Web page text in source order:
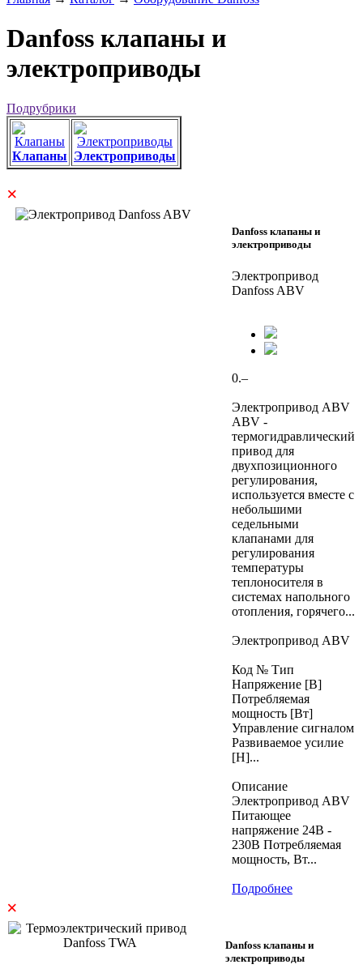
Danfoss клапаны и
электроприводы
Подрубрики
Клапаны Электроприводы
×
Danfoss клапаны и
электроприводы
Электропривод
Danfoss ABV
0.–
Электропривод ABV
ABV -
термогидравлический
привод для
двухпозиционного
регулирования,
используется вместе с
небольшими
седельными
клапанами для
регулирования
температуры
теплоносителя в
системах напольного
отопления, горячего...
Электропривод ABV
Код № Тип
Напряжение [В]
Потребляемая
мощность [Вт]
Управление сигналом
Развиваемое усилие
[Н]...
Описание
Электропривод ABV
Питающее
напряжение 24В -
230В Потребляемая
мощность, Вт...
Подробнее
×
Danfoss клапаны и
электроприводы